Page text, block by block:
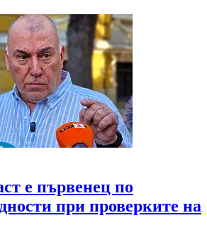
е първенец по
при проверките на